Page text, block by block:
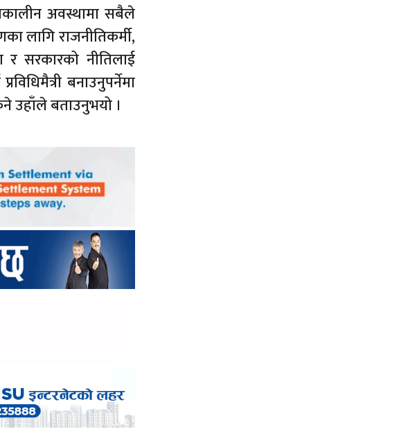
अवस्थामा सबैले
लागि राजनीतिकर्मी,
र सरकारको नीतिलाई
बनाउनुपर्नेमा
उहाँले बताउनुभयो ।